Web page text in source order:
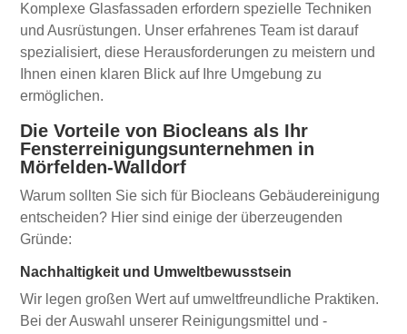
Komplexe Glasfassaden erfordern spezielle Techniken
und Ausrüstungen. Unser erfahrenes Team ist darauf
spezialisiert, diese Herausforderungen zu meistern und
Ihnen einen klaren Blick auf Ihre Umgebung zu
ermöglichen.
Die Vorteile von Biocleans als Ihr
Fensterreinigungsunternehmen in
Mörfelden-Walldorf
Warum sollten Sie sich für Biocleans Gebäudereinigung
entscheiden? Hier sind einige der überzeugenden
Gründe:
Nachhaltigkeit und Umweltbewusstsein
Wir legen großen Wert auf umweltfreundliche Praktiken.
Bei der Auswahl unserer Reinigungsmittel und -